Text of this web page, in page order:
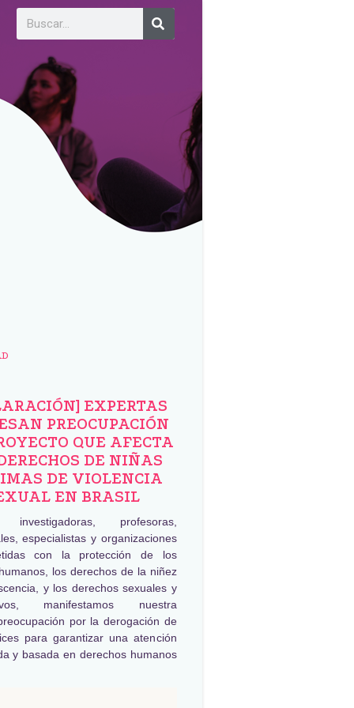
EXPERTAS
PREOCUPACIÓN
QUE AFECTA
DE NIÑAS
DE VIOLENCIA
EN BRASIL
investigadoras, profesoras,
especialistas y organizaciones
con la protección de los
los derechos de la niñez
y los derechos sexuales y
manifestamos nuestra
por la derogación de
para garantizar una atención
y basada en derechos humanos